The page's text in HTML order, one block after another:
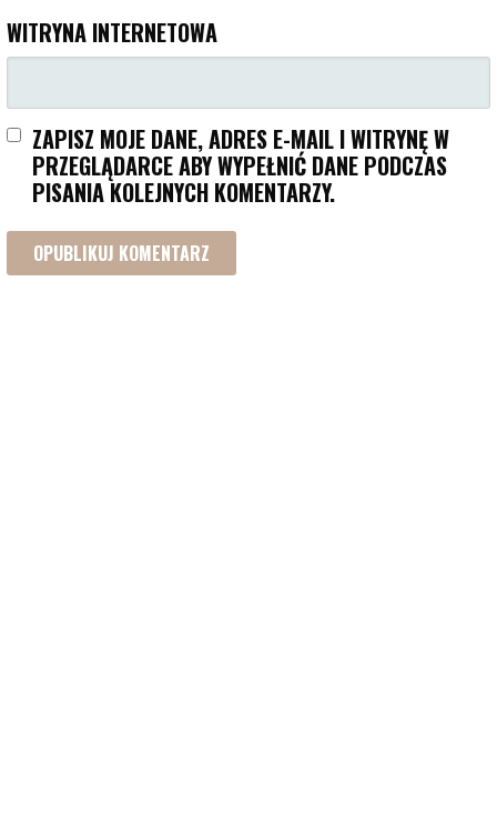
WITRYNA INTERNETOWA
ZAPISZ MOJE DANE, ADRES E-MAIL I WITRYNĘ W
PRZEGLĄDARCE ABY WYPEŁNIĆ DANE PODCZAS
PISANIA KOLEJNYCH KOMENTARZY.